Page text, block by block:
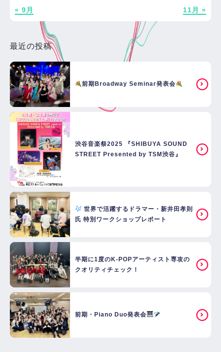
« 9月 11月 »
最近の投稿
前期Broadway Seminar発表会
渋谷音楽祭2025 『SHIBUYA SOUND
STREET Presented by TSM渋谷』
世界で活躍するドラマー・新井田孝則
氏 特別ワークショップレポート
半期に1度のK-POPアーティスト専攻の
クオリティチェック！
前期・Piano Duo発表会